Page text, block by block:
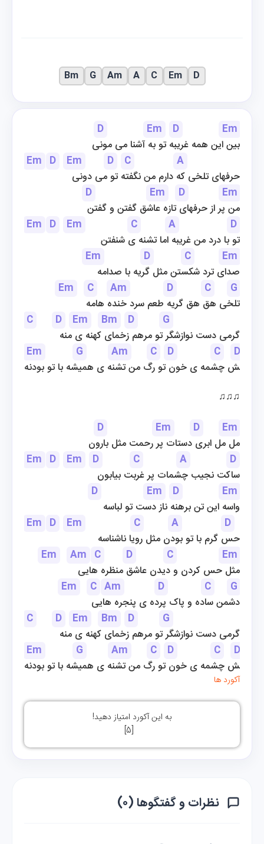
D Em D
Em
بین این همه غریبه تو به آشنا می مونی
Em D Em D C A
حرفهای تلخی که دارم من نگفته تو می دونی
D
Em D
Em
من پر از حرفهای تازه عاشق گفتن و گفتن
Em D Em C A
D
تو با درد من غریبه اما تشنه ی شنفتن
Em
D C
Em
صدای ترد شکستن مثل گریه با صدامه
Em
C Am D C
G
تلخی هق هق گریه طعم سرد خنده هامه
C
D Em Bm D G
گرمی دست نوازشگر تو مرهم زخمای کهنه ی منه
Em
G Am C D C D
تپش چشمه ی خون تو رگ من تشنه ی همیشه با تو بودنه
♫♫♫
D
Em D
Em
مل مل ابری دستات پر رحمت مثل بارون
Em D Em D C A
D
ساکت نجیب چشمات پر غربت بیابون
D
Em D
Em
واسه این تن برهنه ناز دست تو لباسه
Em D Em C A
D
حس گرم با تو بودن مثل رویا ناشناسه
Em
Am C D C
Em
مثل حس کردن و دیدن عاشق منظره هایی
Em
C Am D C
G
دشمن ساده و پاک پرده ی پنجره هایی
C
D Em Bm D G
گرمی دست نوازشگر تو مرهم زخمای کهنه ی منه
Em
G Am C D C D
تپش چشمه ی خون تو رگ من تشنه ی همیشه با تو بودنه
آکورد ها
به این آکورد امتیاز دهید!
[
5
]
D
Em
C
A
Am
G
Bm
نظرات و گفتگوها (۰)